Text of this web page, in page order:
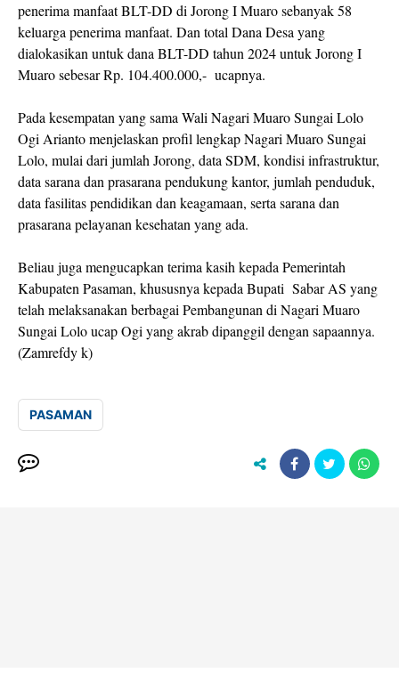
penerima manfaat BLT-DD di Jorong I Muaro sebanyak 58
keluarga penerima manfaat. Dan total Dana Desa yang
dialokasikan untuk dana BLT-DD tahun 2024 untuk Jorong I
Muaro sebesar Rp. 104.400.000,- ucapnya.
Pada kesempatan yang sama Wali Nagari Muaro Sungai Lolo
Ogi Arianto menjelaskan profil lengkap Nagari Muaro Sungai
Lolo, mulai dari jumlah Jorong, data SDM, kondisi infrastruktur,
data sarana dan prasarana pendukung kantor, jumlah penduduk,
data fasilitas pendidikan dan keagamaan, serta sarana dan
prasarana pelayanan kesehatan yang ada.
Beliau juga mengucapkan terima kasih kepada Pemerintah
Kabupaten Pasaman, khususnya kepada Bupati Sabar AS yang
telah melaksanakan berbagai Pembangunan di Nagari Muaro
Sungai Lolo ucap Ogi yang akrab dipanggil dengan sapaannya.
(Zamrefdy k)
PASAMAN